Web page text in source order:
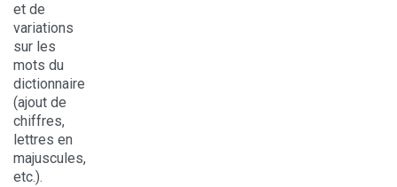
et de
variations
sur les
mots du
dictionnaire
(ajout de
chiffres,
lettres en
majuscules,
etc.).